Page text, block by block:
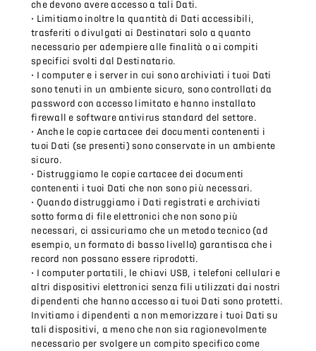
che devono avere accesso a tali Dati.
• Limitiamo inoltre la quantità di Dati accessibili,
trasferiti o divulgati ai Destinatari solo a quanto
necessario per adempiere alle finalità o ai compiti
specifici svolti dal Destinatario.
• I computer e i server in cui sono archiviati i tuoi Dati
sono tenuti in un ambiente sicuro, sono controllati da
password con accesso limitato e hanno installato
firewall e software antivirus standard del settore.
• Anche le copie cartacee dei documenti contenenti i
tuoi Dati (se presenti) sono conservate in un ambiente
sicuro.
• Distruggiamo le copie cartacee dei documenti
contenenti i tuoi Dati che non sono più necessari.
• Quando distruggiamo i Dati registrati e archiviati
sotto forma di file elettronici che non sono più
necessari, ci assicuriamo che un metodo tecnico (ad
esempio, un formato di basso livello) garantisca che i
record non possano essere riprodotti.
• I computer portatili, le chiavi USB, i telefoni cellulari e
altri dispositivi elettronici senza fili utilizzati dai nostri
dipendenti che hanno accesso ai tuoi Dati sono protetti.
Invitiamo i dipendenti a non memorizzare i tuoi Dati su
tali dispositivi, a meno che non sia ragionevolmente
necessario per svolgere un compito specifico come